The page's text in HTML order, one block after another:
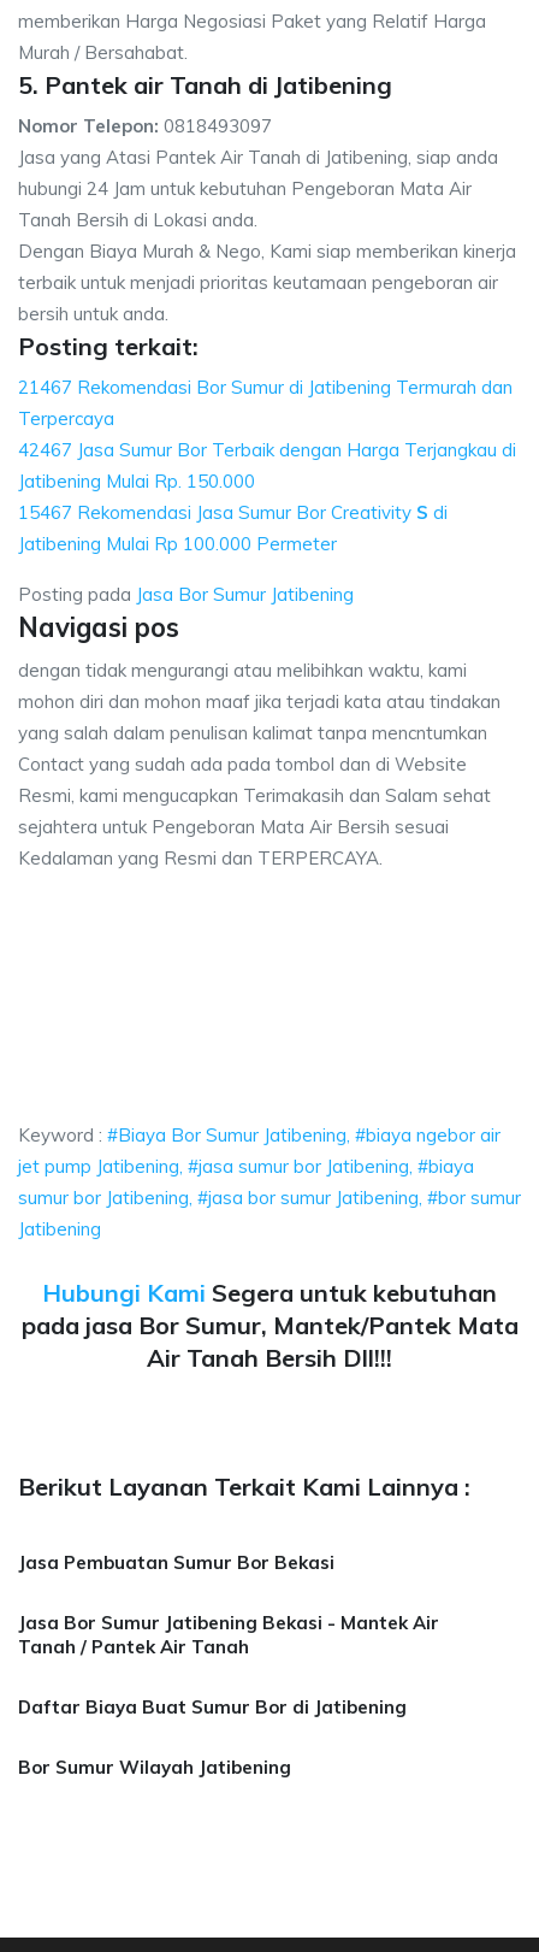
memberikan Harga Negosiasi Paket yang Relatif Harga
Murah / Bersahabat.
5. Pantek air Tanah di Jatibening
Nomor Telepon: 0818493097
Jasa yang Atasi Pantek Air Tanah di Jatibening, siap anda
hubungi 24 Jam untuk kebutuhan Pengeboran Mata Air
Tanah Bersih di Lokasi anda.
Dengan Biaya Murah & Nego, Kami siap memberikan kinerja
terbaik untuk menjadi prioritas keutamaan pengeboran air
bersih untuk anda.
Posting terkait:
21467 Rekomendasi Bor Sumur di Jatibening Termurah dan
Terpercaya
42467 Jasa Sumur Bor Terbaik dengan Harga Terjangkau di
Jatibening Mulai Rp. 150.000
15467 Rekomendasi Jasa Sumur Bor Creativity S di
Jatibening Mulai Rp 100.000 Permeter
Posting pada Jasa Bor Sumur Jatibening
Navigasi pos
dengan tidak mengurangi atau melibihkan waktu, kami
mohon diri dan mohon maaf jika terjadi kata atau tindakan
yang salah dalam penulisan kalimat tanpa mencntumkan
Contact yang sudah ada pada tombol dan di Website
Resmi, kami mengucapkan Terimakasih dan Salam sehat
sejahtera untuk Pengeboran Mata Air Bersih sesuai
Kedalaman yang Resmi dan TERPERCAYA.
Keyword : #Biaya Bor Sumur Jatibening, #biaya ngebor air
jet pump Jatibening, #jasa sumur bor Jatibening, #biaya
sumur bor Jatibening, #jasa bor sumur Jatibening, #bor sumur
Jatibening
Hubungi Kami Segera untuk kebutuhan
pada jasa Bor Sumur, Mantek/Pantek Mata
Air Tanah Bersih Dll!!!
Berikut Layanan Terkait Kami Lainnya :
Jasa Pembuatan Sumur Bor Bekasi
Jasa Bor Sumur Jatibening Bekasi - Mantek Air
Tanah / Pantek Air Tanah
Daftar Biaya Buat Sumur Bor di Jatibening
Bor Sumur Wilayah Jatibening